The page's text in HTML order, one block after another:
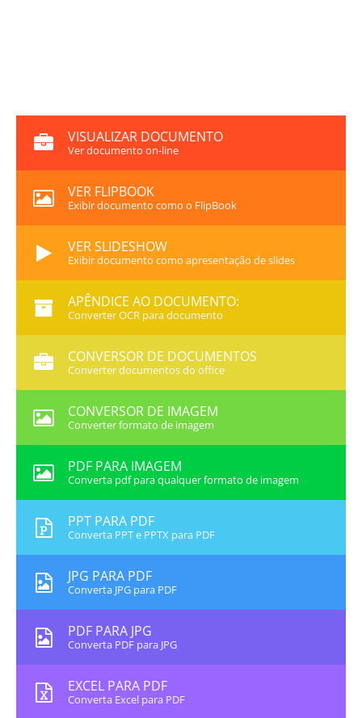
VISUALIZAR DOCUMENTO
Ver documento on-line
VER FLIPBOOK
Exibir documento como o FlipBook
VER SLIDESHOW
Exibir documento como apresentação de slides
APÊNDICE AO DOCUMENTO:
Converter OCR para documento
CONVERSOR DE DOCUMENTOS
Converter documentos do office
CONVERSOR DE IMAGEM
Converter formato de imagem
PDF PARA IMAGEM
Converta pdf para qualquer formato de imagem
PPT PARA PDF
Converta PPT e PPTX para PDF
JPG PARA PDF
Converta JPG para PDF
PDF PARA JPG
Converta PDF para JPG
EXCEL PARA PDF
Converta Excel para PDF